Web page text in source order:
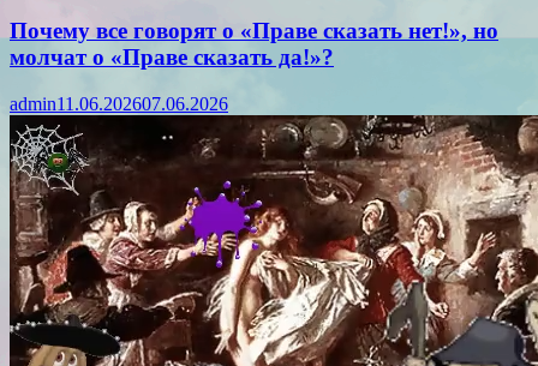
Почему все говорят о «Праве сказать нет!», но
молчат о «Праве сказать да!»?
admin11.06.202607.06.2026